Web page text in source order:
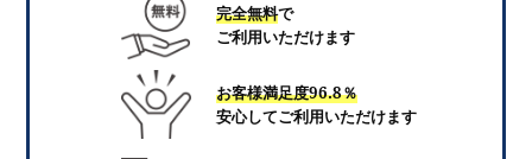
完全無料で
ご利用いただけます
お客様満足度96.8％
安心してご利用いただけます